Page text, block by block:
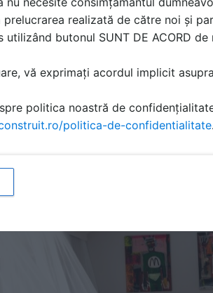
de colț, ea trebuie să permită
un element care va da valoare și
realizată de către noi și
utilizând butonul SUNT DE ACORD de
vă exprimați acordul implicit
politica noastră de
politica-de-confidentialitate.